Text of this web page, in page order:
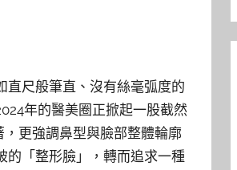
直尺般筆直、沒有絲毫弧度的
年的醫美圈正掀起一股截然
更強調鼻型與臉部整體輪廓
的「整形臉」，轉而追求一種